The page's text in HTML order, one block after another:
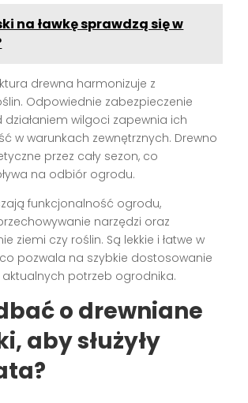
na ławkę sprawdzą się w
drewna harmonizuje z
Odpowiednie zabezpieczenie
działaniem wilgoci zapewnia ich
w warunkach zewnętrznych. Drewno
przez cały sezon, co
na odbiór ogrodu.
funkcjonalność ogrodu,
narzędzi oraz
ziemi czy roślin. Są lekkie i łatwe w
pozwala na szybkie dostosowanie
potrzeb ogrodnika.
o drewniane
aby służyły